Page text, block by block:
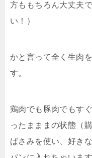
方ももちろん大丈夫
い！）
かと言って全く生肉
す。
鶏肉でも豚肉でもす
ったまままの状態（
ばさみを使い、好き